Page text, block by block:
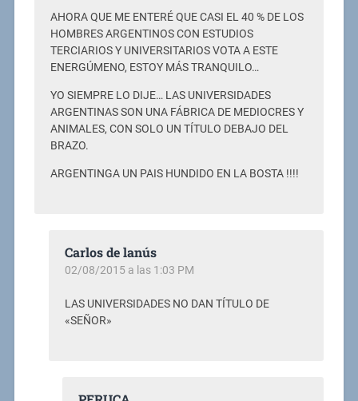
AHORA QUE ME ENTERÉ QUE CASI EL 40 % DE LOS
HOMBRES ARGENTINOS CON ESTUDIOS
TERCIARIOS Y UNIVERSITARIOS VOTA A ESTE
ENERGÚMENO, ESTOY MÁS TRANQUILO…
YO SIEMPRE LO DIJE… LAS UNIVERSIDADES
ARGENTINAS SON UNA FÁBRICA DE MEDIOCRES Y
ANIMALES, CON SOLO UN TÍTULO DEBAJO DEL
BRAZO.
ARGENTINGA UN PAIS HUNDIDO EN LA BOSTA !!!!
Carlos de lanús
02/08/2015 a las 1:03 PM
LAS UNIVERSIDADES NO DAN TÍTULO DE
«SEÑOR»